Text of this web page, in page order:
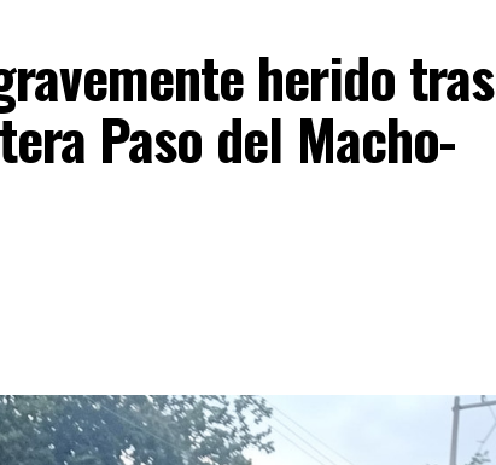
herido tras
Paso del Macho-